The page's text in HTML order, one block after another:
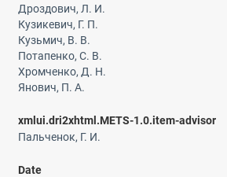
Дроздович, Л. И.
Кузикевич, Г. П.
Кузьмич, В. В.
Потапенко, С. В.
Хромченко, Д. Н.
Янович, П. А.
xmlui.dri2xhtml.METS-1.0.item-advisor
Пальченок, Г. И.
Date